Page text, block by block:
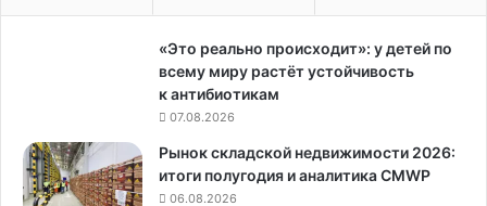
«Это реально происходит»: у детей по
всему миру растёт устойчивость
к антибиотикам
07.08.2026
Рынок складской недвижимости 2026:
итоги полугодия и аналитика CMWP
06.08.2026